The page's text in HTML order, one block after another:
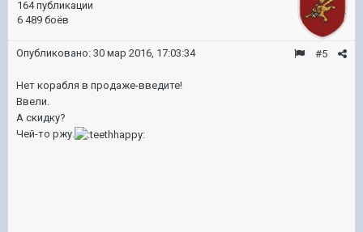
164 публикации
6 489 боёв
#5
Опубликовано: 30 мар 2016, 17:03:34
Нет корабля в продаже-введите!
Ввели.
А скидку?
Чей-то ржу.